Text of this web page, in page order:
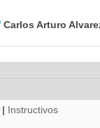
Carlos Arturo
| Instructivos